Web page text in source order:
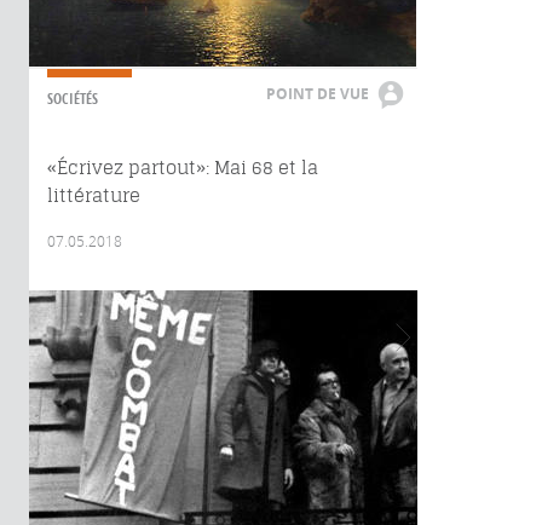
SOCIÉTÉS POINT DE VUE
«Écrivez partout»: Mai 68 et la
littérature
07.05.2018